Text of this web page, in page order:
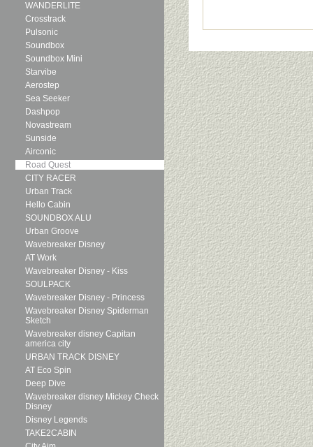
WANDERLITE
Crosstrack
Pulsonic
Soundbox
Soundbox Mini
Starvibe
Aerostep
Sea Seeker
Dashpop
Novastream
Sunside
Airconic
Road Quest
CITY RACER
Urban Track
Hello Cabin
SOUNDBOX ALU
Urban Groove
Wavebreaker Disney
AT Work
Wavebreaker Disney - Kiss
SOULPACK
Wavebreaker Disney - Princess
Wavebreaker Disney Spiderman
Sketch
Wavebreaker disney Capitan
america city
URBAN TRACK DISNEY
AT Eco Spin
Deep Dive
Wavebreaker disney Mickey Check
Disney
Disney Legends
TAKE2CABIN